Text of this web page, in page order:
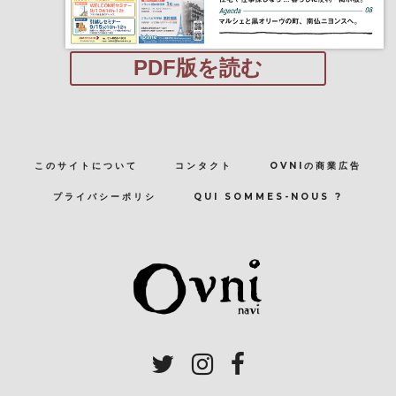
PDF版を読む
このサイトについて コンタクト OVNIの商業広告
プライバシーポリシ QUI SOMMES-NOUS ?